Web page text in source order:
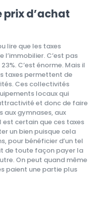
prix d’achat
lire que les taxes
l’immobilier. C’est pas
C’est énorme. Mais il
taxes permettent de
Ces collectivités
locaux qui
et donc de faire
aux gymnases, aux
est certain que ces taxes
un bien puisque cela
pour bénéficier d’un tel
de toute façon payer la
On peut quand même
paient une partie plus